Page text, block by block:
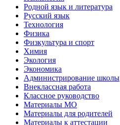
Родной язык и литература
Русский язык
Технология
Физика
Физкультура и спорт
Химия
Экология
Экономика
Администрирование школы
Внеклассная работа
Классное руководство
Материалы МО
Материалы для родителей
Материалы к аттестации